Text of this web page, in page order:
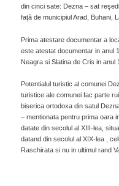
din cinci sate: Dezna – sat
faţă de municipiul Arad, Buhani,
Prima atestare documentar a
este atestat documentar in anul
Neagra si Slatina de Cris in anul
Potentialul turistic al comunei
turistice ale comunei fac parte
biserica ortodoxa din satul
– mentionata pentru prima oara
datate din secolul al XIII-lea,
datand din secolul al XIX-lea ,
Raschirata si nu in ultimul rand